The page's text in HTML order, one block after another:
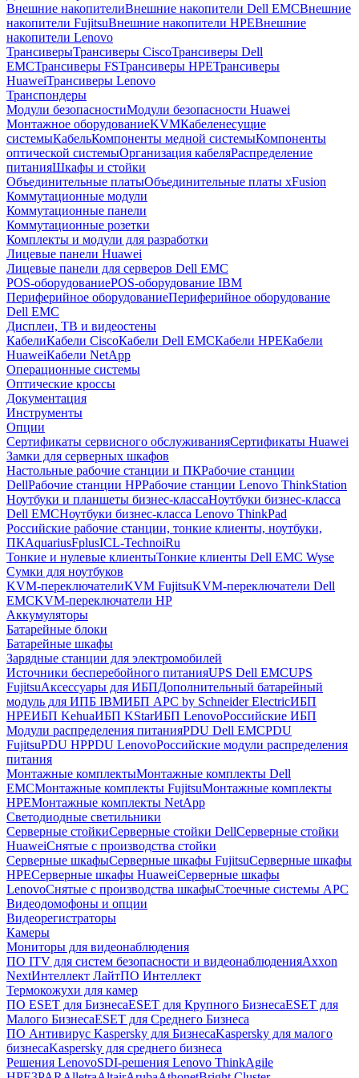
Внешние накопителиВнешние накопители Dell EMCВнешние
накопители FujitsuВнешние накопители HPEВнешние
накопители Lenovo
ТрансиверыТрансиверы CiscoТрансиверы Dell
EMCТрансиверы FSТрансиверы HPEТрансиверы
HuaweiТрансиверы Lenovo
Транспондеры
Модули безопасностиМодули безопасности Huawei
Монтажное оборудованиеKVMКабеленесущие
системыКабельКомпоненты медной системыКомпоненты
оптической системыОрганизация кабеляРаспределение
питанияШкафы и стойки
Объединительные платыОбъединительные платы xFusion
Коммутационные модули
Коммутационные панели
Коммутационные розетки
Комплекты и модули для разработки
Лицевые панели Huawei
Лицевые панели для серверов Dell EMC
POS-оборудованиеPOS-оборудование IBM
Периферийное оборудованиеПериферийное оборудование
Dell EMC
Дисплеи, ТВ и видеостены
КабелиКабели CiscoКабели Dell EMCКабели HPEКабели
HuaweiКабели NetApp
Операционные системы
Оптические кроссы
Документация
Инструменты
Опции
Сертификаты сервисного обслуживанияСертификаты Huawei
Замки для серверных шкафов
Настольные рабочие станции и ПКРабочие станции
DellРабочие станции HPРабочие станции Lenovo ThinkStation
Ноутбуки и планшеты бизнес-классаНоутбуки бизнес-класса
Dell EMCНоутбуки бизнес-класса Lenovo ThinkPad
Российские рабочие станции, тонкие клиенты, ноутбуки,
ПКAquariusFplusICL-TechnoiRu
Тонкие и нулевые клиентыТонкие клиенты Dell EMC Wyse
Сумки для ноутбуков
KVM-переключателиKVM FujitsuKVM-переключатели Dell
EMCKVM-переключатели HP
Аккумуляторы
Батарейные блоки
Батарейные шкафы
Зарядные станции для электромобилей
Источники бесперебойного питанияUPS Dell EMCUPS
FujitsuАксессуары для ИБПДополнительный батарейный
модуль для ИПБ IBMИБП APC by Schneider ElectricИБП
HPEИБП KehuaИБП KStarИБП LenovoРоссийские ИБП
Модули распределения питанияPDU Dell EMCPDU
FujitsuPDU HPPDU LenovoРоссийские модули распределения
питания
Монтажные комплектыМонтажные комплекты Dell
EMCМонтажные комплекты FujitsuМонтажные комплекты
HPEМонтажные комплекты NetApp
Светодиодные светильники
Серверные стойкиСерверные стойки DellСерверные стойки
HuaweiСнятые с производства стойки
Серверные шкафыСерверные шкафы FujitsuСерверные шкафы
HPEСерверные шкафы HuaweiСерверные шкафы
LenovoСнятые с производства шкафыСтоечные системы APC
Видеодомофоны и опции
Видеорегистраторы
Камеры
Мониторы для видеонаблюдения
ПО ITV для систем безопасности и видеонаблюденияAxxon
NextИнтеллект ЛайтПО Интеллект
Термокожухи для камер
ПО ESET для БизнесаESET для Крупного БизнесаESET для
Малого БизнесаESET для Среднего Бизнеса
ПО Антивирус Kaspersky для БизнесаKaspersky для малого
бизнесаKaspersky для среднего бизнеса
Решения LenovoSDI-решения Lenovo ThinkAgile